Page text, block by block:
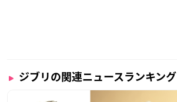
ジブリの関連ニュースランキング